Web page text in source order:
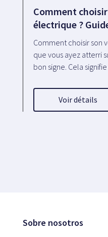
Comment
électrique ?
Comment choisir son
que vous ayez atterri
bon signe. Cela signifie
Voir détails
Sobre nosotros